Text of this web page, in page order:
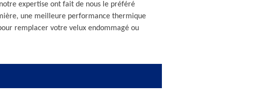
expertise ont fait de nous le préféré
une meilleure performance thermique
remplacer votre velux endommagé ou